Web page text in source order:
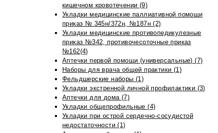
кишечном кровотечении (9)
Укладки медицинские паллиативной помощи
приказ № 345н/372н, №187н (2)
Укладки медицинские противопедикулезные
приказ №342, противочесоточные приказ
№162(4)
Аптечки первой помощи (универсальные) (7)
Наборы для врача общей практики (1)
Фельдшерские наборы (1)
Укладки экстренной личной профилактики (3)
Аптечки для дома (7)
Укладки общепрофильные (4)
Укладки при острой сердечно-сосудистой
недостаточности (1)